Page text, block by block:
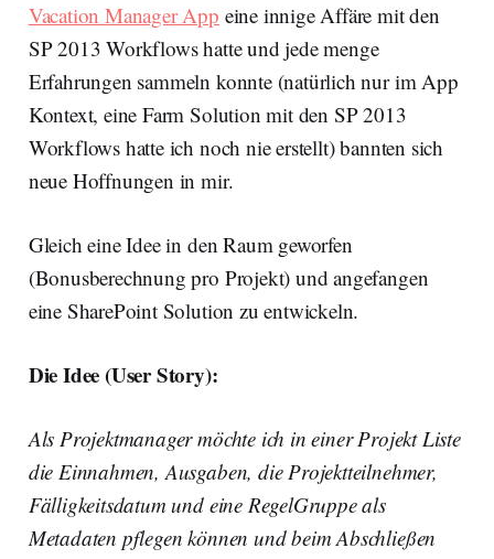
Vacation Manager App eine innige Affäre mit den
SP 2013 Workflows hatte und jede menge
Erfahrungen sammeln konnte (natürlich nur im App
Kontext, eine Farm Solution mit den SP 2013
Workflows hatte ich noch nie erstellt) bannten sich
neue Hoffnungen in mir.
Gleich eine Idee in den Raum geworfen
(Bonusberechnung pro Projekt) und angefangen
eine SharePoint Solution zu entwickeln.
Die Idee (User Story):
Als Projektmanager möchte ich in einer Projekt Liste
die Einnahmen, Ausgaben, die Projektteilnehmer,
Fälligkeitsdatum und eine RegelGruppe als
Metadaten pflegen können und beim Abschließen